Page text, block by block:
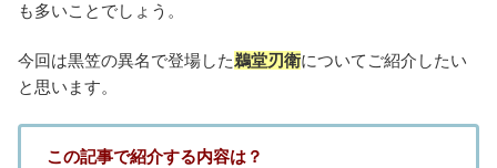
も多いことでしょう。
今回は黒笠の異名で登場した鵜堂刃衛についてご紹介したい
と思います。
この記事で紹介する内容は？